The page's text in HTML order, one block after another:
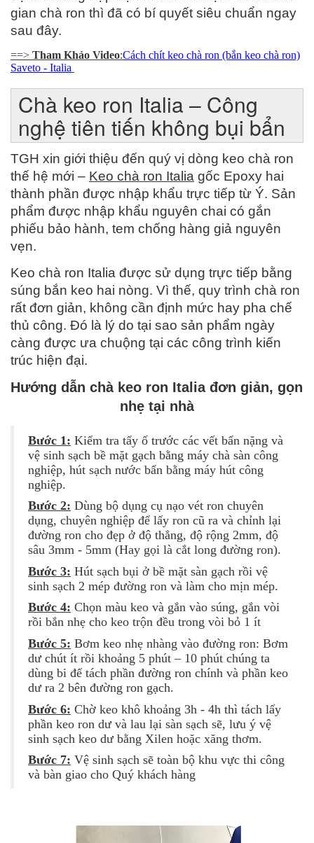
gian chà ron thì đã có bí quyết siêu chuẩn ngay
sau đây.
==> Tham Khảo Video:Cách chít keo chà ron (bắn keo chà ron)
Saveto - Italia
Chà keo ron Italia – Công
nghệ tiên tiến không bụi bẩn
TGH xin giới thiệu đến quý vị dòng keo chà ron
thế hệ mới – Keo chà ron Italia gốc Epoxy hai
thành phần được nhập khẩu trực tiếp từ Ý. Sản
phẩm được nhập khẩu nguyên chai có gắn
phiếu bảo hành, tem chống hàng giả nguyên
vẹn.
Keo chà ron Italia được sử dụng trực tiếp bằng
súng bắn keo hai nòng. Vì thế, quy trình chà ron
rất đơn giản, không cần định mức hay pha chế
thủ công. Đó là lý do tại sao sản phẩm ngày
càng được ưa chuộng tại các công trình kiến
trúc hiện đại.
Hướng dẫn chà keo ron Italia đơn giản, gọn
nhẹ tại nhà
Bước 1: Kiểm tra tẩy ố trước các vết bẩn nặng và
vệ sinh sạch bề mặt gạch bằng máy chà sàn công
nghiệp, hút sạch nước bẩn bằng máy hút công
nghiệp.
Bước 2: Dùng bộ dụng cụ nạo vét ron chuyên
dụng, chuyên nghiệp để lấy ron cũ ra và chỉnh lại
đường ron cho đẹp ở độ thẳng, độ rộng 2mm, độ
sâu 3mm - 5mm (Hay gọi là cắt long đường ron).
Bước 3: Hút sạch bụi ở bề mặt sàn gạch rồi vệ
sinh sạch 2 mép đường ron và làm cho mịn mép.
Bước 4: Chọn màu keo và gắn vào súng, gắn vòi
rồi bắn nhẹ cho keo trộn đều trong vòi bỏ 1 ít
Bước 5: Bơm keo nhẹ nhàng vào đường ron: Bơm
dư chút ít rồi khoảng 5 phút – 10 phút chúng ta
dùng bi để tách phần đường ron chính và phần keo
dư ra 2 bên đường ron gạch.
Bước 6: Chờ keo khô khoảng 3h - 4h thì tách lấy
phần keo ron dư và lau lại sàn sạch sẽ, lưu ý vệ
sinh sạch keo dư bằng Xilen hoặc xăng thơm.
Bước 7: Vệ sinh sạch sẽ toàn bộ khu vực thi công
và bàn giao cho Quý khách hàng